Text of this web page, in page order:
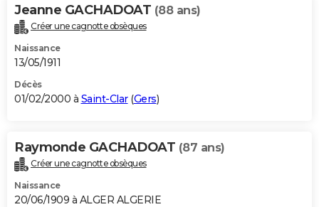
Jeanne GACHADOAT (88 ans)
Créer une cagnotte obsèques
Naissance
13/05/1911
Décès
01/02/2000 à Saint-Clar(Gers)
Raymonde GACHADOAT (87 ans)
Créer une cagnotte obsèques
Naissance
20/06/1909 à ALGER ALGERIE